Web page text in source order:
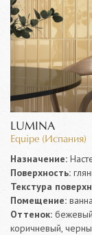
LUMINA
Equipe (Испания)
Назначение:
Поверхность:
Текстура
Помещение:
Оттенок:
коричневый,